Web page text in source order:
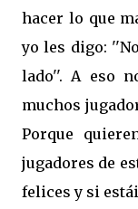
hacer lo que
yo les digo:
lado''. A eso
muchos
Porque
jugadores de
felices y si